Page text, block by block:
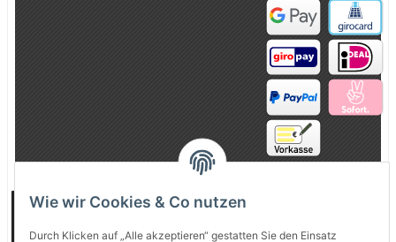
Wie wir Cookies & Co nutzen
Durch Klicken auf „Alle akzeptieren“ gestatten Sie den Einsatz
Vertrag
widerrufen